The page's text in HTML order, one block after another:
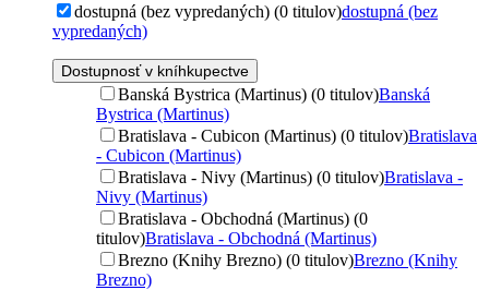
dostupná (bez vypredaných) (0 titulov)dostupná (bez
vypredaných)
Dostupnosť v kníhkupectve
Banská Bystrica (Martinus) (0 titulov)Banská
Bystrica (Martinus)
Bratislava - Cubicon (Martinus) (0 titulov)Bratislava
- Cubicon (Martinus)
Bratislava - Nivy (Martinus) (0 titulov)Bratislava -
Nivy (Martinus)
Bratislava - Obchodná (Martinus) (0
titulov)Bratislava - Obchodná (Martinus)
Brezno (Knihy Brezno) (0 titulov)Brezno (Knihy
Brezno)